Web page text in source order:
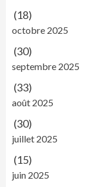
(18)
octobre 2025
(30)
septembre 2025
(33)
août 2025
(30)
juillet 2025
(15)
juin 2025